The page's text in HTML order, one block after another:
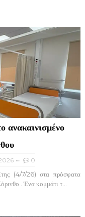
ανακαινισμένο
0
(4/7/26) στα πρόσφατα
. Ένα κομμάτι τ...